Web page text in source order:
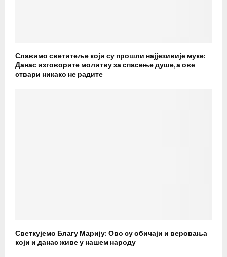
Славимо светитеље који су прошли најјезивије муке:
Данас изговорите молитву за спасење душе, а ове
ствари никако не радите
Светкујемо Благу Марију: Ово су обичаји и веровања
који и данас живе у нашем народу